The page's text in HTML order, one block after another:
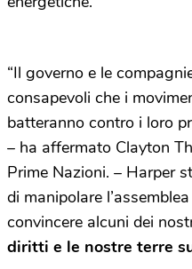
“Il governo e le
consapevoli che i
batteranno contro i loro
– ha affermato Clayton
Prime Nazioni. – Harper
di manipolare
convincere alcuni dei
diritti e le nostre terre